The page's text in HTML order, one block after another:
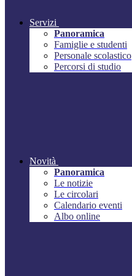
Servizi
Panoramica
Famiglie e studenti
Personale scolastico
Percorsi di studio
Novità
Panoramica
Le notizie
Le circolari
Calendario eventi
Albo online